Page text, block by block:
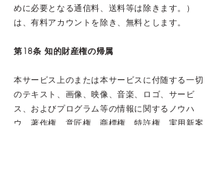
めに必要となる通信料、送料等は除きます。）
は、有料アカウントを除き、無料とします。
第18条 知的財産権の帰属
本サービス上のまたは本サービスに付随する一切
のテキスト、画像、映像、音楽、ロゴ、サービ
ス、およびプログラム等の情報に関するノウハ
ウ、著作権、意匠権、商標権、特許権、実用新案